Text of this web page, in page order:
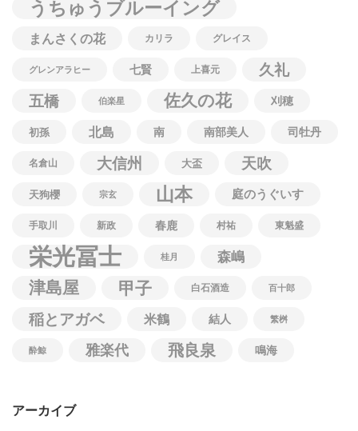
うちゅうブルーイング
まんさくの花 カリラ グレイス
グレンアラヒー 七賢 上喜元
久礼
五橋
伯楽星 佐久の花 刈穂
初孫 北島 南 南部美人 司牡丹
名倉山 大信州 大盃 天吹
天狗櫻 宗玄 山本 庭のうぐいす
手取川 新政 春鹿 村祐 東魁盛
栄光冨士 桂月 森嶋
津島屋 甲子 白石酒造 百十郎
稲とアガベ 米鶴 結人 繁桝
酔鯨 雅楽代 飛良泉 鳴海
アーカイブ